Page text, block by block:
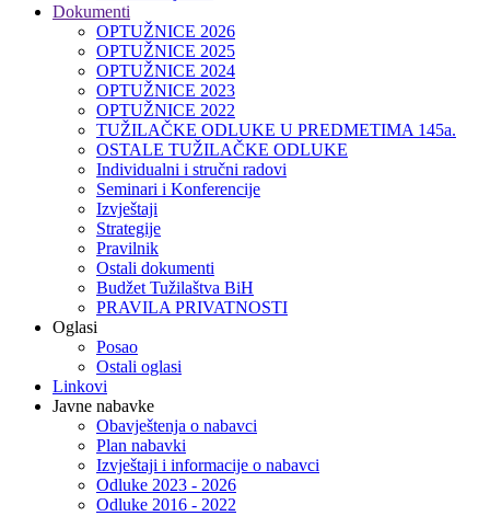
Dokumenti
OPTUŽNICE 2026
OPTUŽNICE 2025
OPTUŽNICE 2024
OPTUŽNICE 2023
OPTUŽNICE 2022
TUŽILAČKE ODLUKE U PREDMETIMA 145a.
OSTALE TUŽILAČKE ODLUKE
Individualni i stručni radovi
Seminari i Konferencije
Izvještaji
Strategije
Pravilnik
Ostali dokumenti
Budžet Tužilaštva BiH
PRAVILA PRIVATNOSTI
Oglasi
Posao
Ostali oglasi
Linkovi
Javne nabavke
Obavještenja o nabavci
Plan nabavki
Izvještaji i informacije o nabavci
Odluke 2023 - 2026
Odluke 2016 - 2022